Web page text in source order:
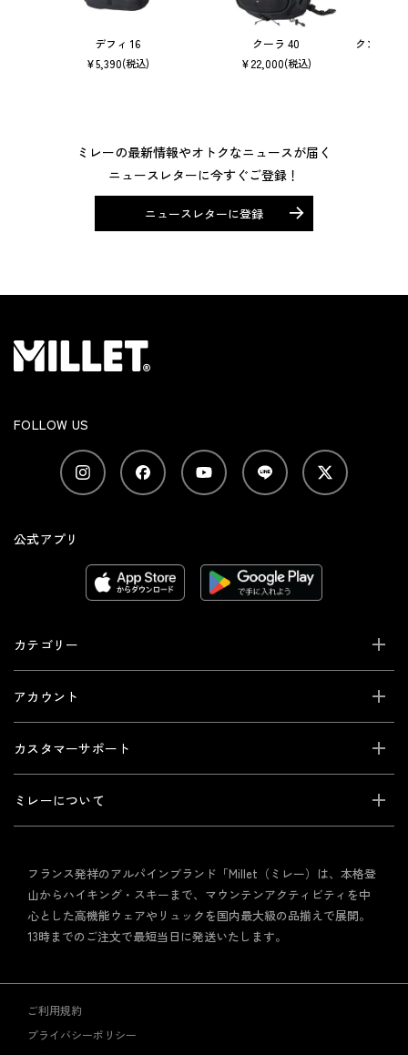
デフィ 16
¥5,390(税込)
クーラ 40
¥22,000(税込)
クンブ マ
ミレーの最新情報やオトクなニュースが届く
ニュースレターに今すぐご登録！
ニュースレターに登録
FOLLOW US
公式アプリ
カテゴリー
アカウント
カスタマーサポート
ミレーについて
フランス発祥のアルパインブランド「Millet（ミレー）は、本格登
山からハイキング・スキーまで、マウンテンアクティビティを中
心とした高機能ウェアやリュックを国内最大級の品揃えで展開。
13時までのご注文で最短当日に発送いたします。
ご利用規約
プライバシーポリシー